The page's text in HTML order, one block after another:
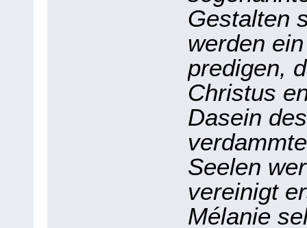
Gestalten
werden
predigen,
Christus
Dasein
Seelen
vereinigt
Mélanie